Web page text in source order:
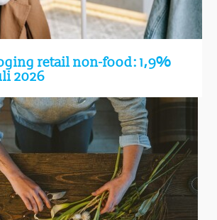
retail non-food: 1,9%
2026